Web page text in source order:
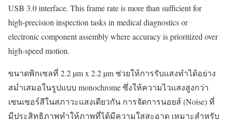
USB 3.0 interface. This frame rate is more than sufficient for
high-precision inspection tasks in medical diagnostics or
electronic component assembly where accuracy is prioritized over
high-speed motion.
ขนาดพิกเซลที่ 2.2 µm x 2.2 µm ช่วยให้การรับแสงทำได้อย่าง
สม่ำเสมอในรูปแบบ monochrome ซึ่งให้ความไวแสงสูงกว่า
เซนเซอร์สีในสภาวะแสงเดียวกัน การจัดการนอยส์ (Noise) ที่
มีประสิทธิภาพทำให้ภาพที่ได้มีความใสสะอาด เหมาะสำหรับ